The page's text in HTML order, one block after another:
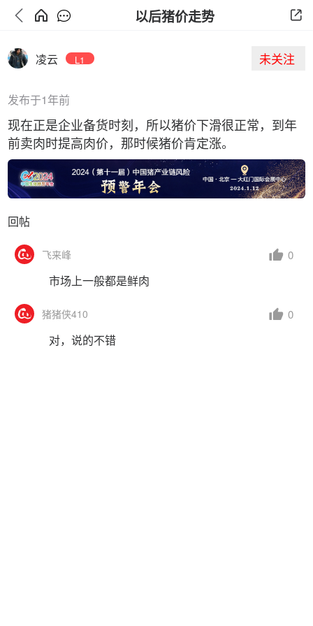
以后猪价走势
凌云 L1 未关注
发布于1年前
现在正是企业备货时刻，所以猪价下滑很正常，到年
前卖肉时提高肉价，那时候猪价肯定涨。
回帖
飞来峰 0
市场上一般都是鲜肉
猪猪侠410 0
对，说的不错